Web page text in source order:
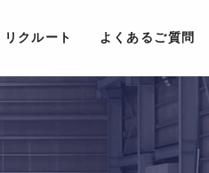
リクルート よくあるご質問